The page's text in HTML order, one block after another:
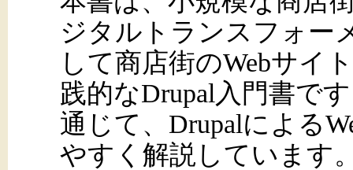
ジタルトランスフォー
して商店街のWebサイ
践的なDrupal入門書で
通じて、Drupalによる
やすく解説しています